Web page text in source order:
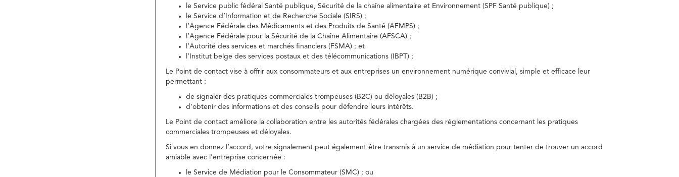
le Service public fédéral Santé publique, Sécurité de la chaîne alimentaire et Environnement (SPF Santé publique) ;
le Service d’Information et de Recherche Sociale (SIRS) ;
l’Agence Fédérale des Médicaments et des Produits de Santé (AFMPS) ;
l’Agence Fédérale pour la Sécurité de la Chaîne Alimentaire (AFSCA) ;
l’Autorité des services et marchés financiers (FSMA) ; et
l’Institut belge des services postaux et des télécommunications (IBPT) ;
Le Point de contact vise à offrir aux consommateurs et aux entreprises un environnement numérique convivial, simple et efficace leur
permettant :
de signaler des pratiques commerciales trompeuses (B2C) ou déloyales (B2B) ;
d’obtenir des informations et des conseils pour défendre leurs intérêts.
Le Point de contact améliore la collaboration entre les autorités fédérales chargées des réglementations concernant les pratiques
commerciales trompeuses et déloyales.
Si vous en donnez l’accord, votre signalement peut également être transmis à un service de médiation pour tenter de trouver un accord
amiable avec l'entreprise concernée :
le Service de Médiation pour le Consommateur (SMC) ; ou